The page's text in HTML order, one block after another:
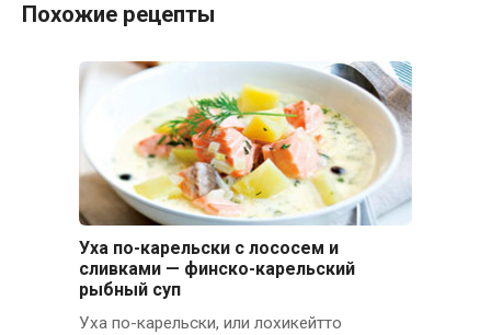
Похожие рецепты
Уха по-карельски с лососем и
сливками — финско-карельский
рыбный суп
Уха по-карельски, или лохикейтто